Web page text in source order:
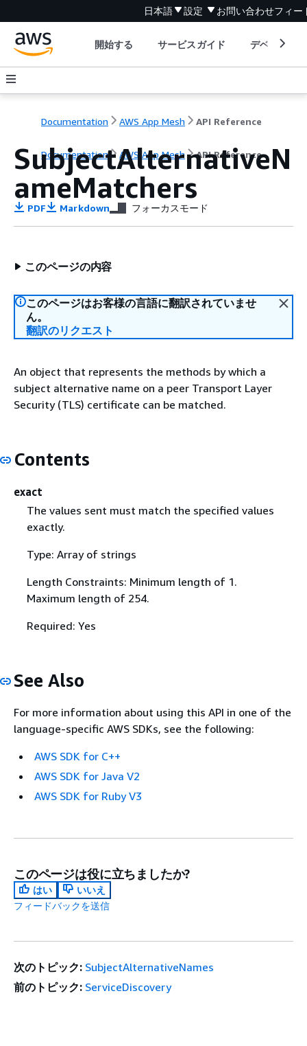
日本語 設定 お問い合わせフィー
開始する サービスガイド デベロッパ
Documentation AWS App Mesh API Reference
Documentation AWS App Mesh API Reference
SubjectAlternativeN
ameMatchers
PDF Markdown フォーカスモード
このページの内容
このページはお客様の言語に翻訳されていませ
ん。
翻訳のリクエスト
An object that represents the methods by which a
subject alternative name on a peer Transport Layer
Security (TLS) certificate can be matched.
Contents
exact
The values sent must match the specified values
exactly.
Type: Array of strings
Length Constraints: Minimum length of 1.
Maximum length of 254.
Required: Yes
See Also
For more information about using this API in one of the
language-specific AWS SDKs, see the following:
AWS SDK for C++
AWS SDK for Java V2
AWS SDK for Ruby V3
このページは役に立ちましたか?
はい
いいえ
フィードバックを送信
次のトピック: SubjectAlternativeNames
前のトピック: ServiceDiscovery